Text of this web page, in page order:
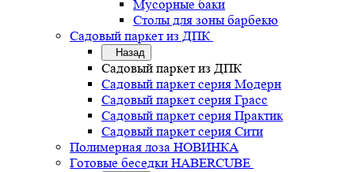
Мусорные баки
Столы для зоны барбекю
Садовый паркет из ДПК
Назад
Садовый паркет из ДПК
Садовый паркет серия Mодерн
Садовый паркет серия Грасс
Садовый паркет серия Практик
Садовый паркет серия Сити
Полимерная лоза НОВИНКА
Готовые беседки HABERCUBE